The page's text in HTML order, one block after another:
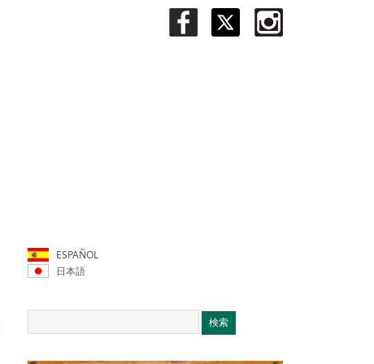
ESPAÑOL
日本語